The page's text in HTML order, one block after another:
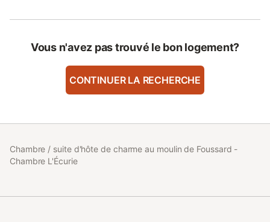
Vous n'avez pas trouvé le bon logement?
CONTINUER LA RECHERCHE
Chambre / suite d'hôte de charme au moulin de Foussard -
Chambre L'Écurie